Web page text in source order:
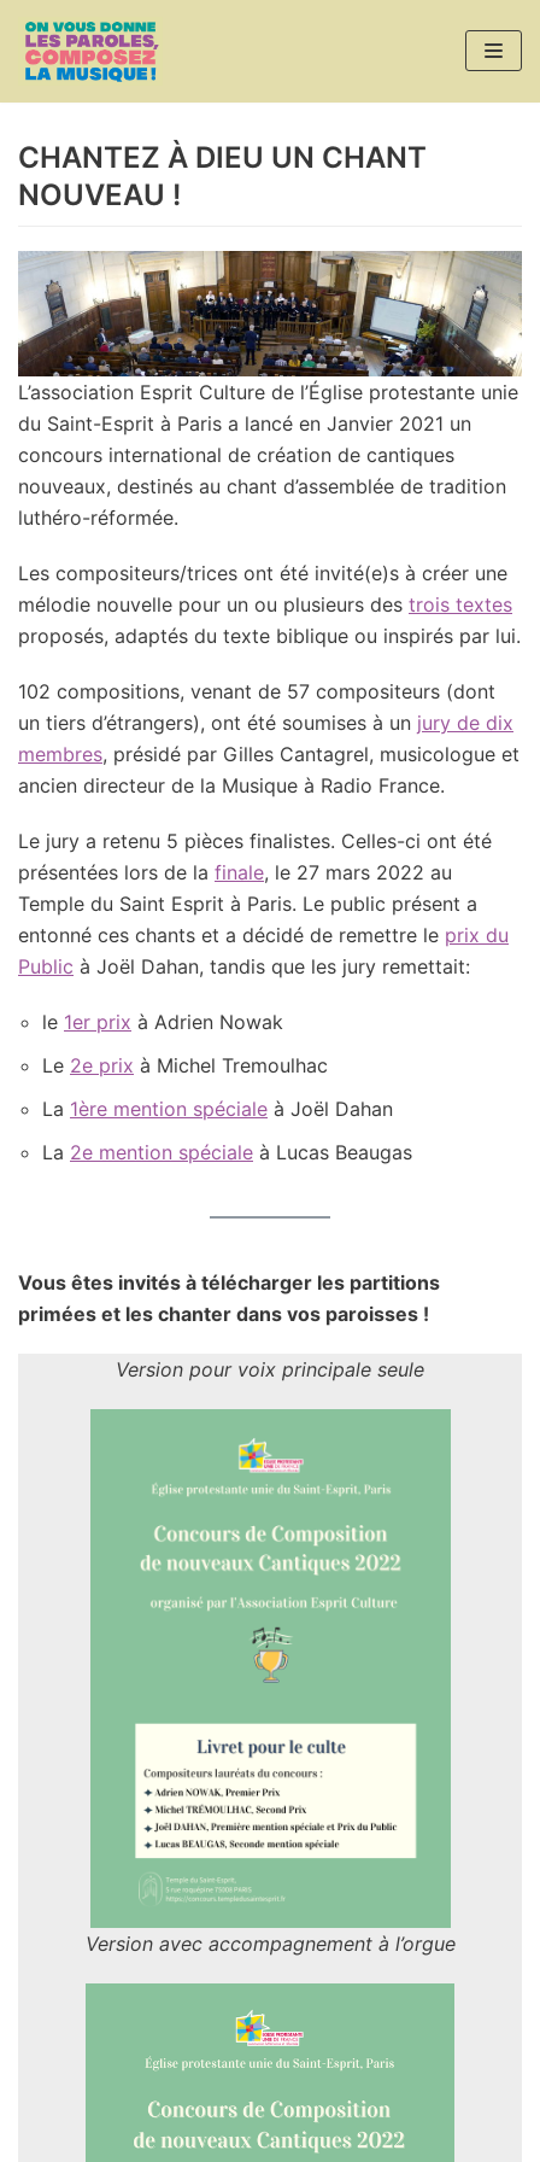
Aller
au
CHANTEZ À DIEU UN CHANT
NOUVEAU !
L’association Esprit Culture de l’Église protestante unie
du Saint-Esprit à Paris a lancé en Janvier 2021 un
concours international de création de cantiques
nouveaux, destinés au chant d’assemblée de tradition
luthéro-réformée.
Les compositeurs/trices ont été invité(e)s à créer une
mélodie nouvelle pour un ou plusieurs des trois textes
proposés, adaptés du texte biblique ou inspirés par lui.
102 compositions, venant de 57 compositeurs (dont
un tiers d’étrangers), ont été soumises à un jury de dix
membres, présidé par Gilles Cantagrel, musicologue et
ancien directeur de la Musique à Radio France.
Le jury a retenu 5 pièces finalistes. Celles-ci ont été
présentées lors de la finale, le 27 mars 2022 au
Temple du Saint Esprit à Paris. Le public présent a
entonné ces chants et a décidé de remettre le prix du
Public à Joël Dahan, tandis que les jury remettait:
le 1er prix à Adrien Nowak
Le 2e prix à Michel Tremoulhac
La 1ère mention spéciale à Joël Dahan
La 2e mention spéciale à Lucas Beaugas
Vous êtes invités à télécharger les partitions
primées et les chanter dans vos paroisses !
Version pour voix principale seule
Version avec accompagnement à l’orgue